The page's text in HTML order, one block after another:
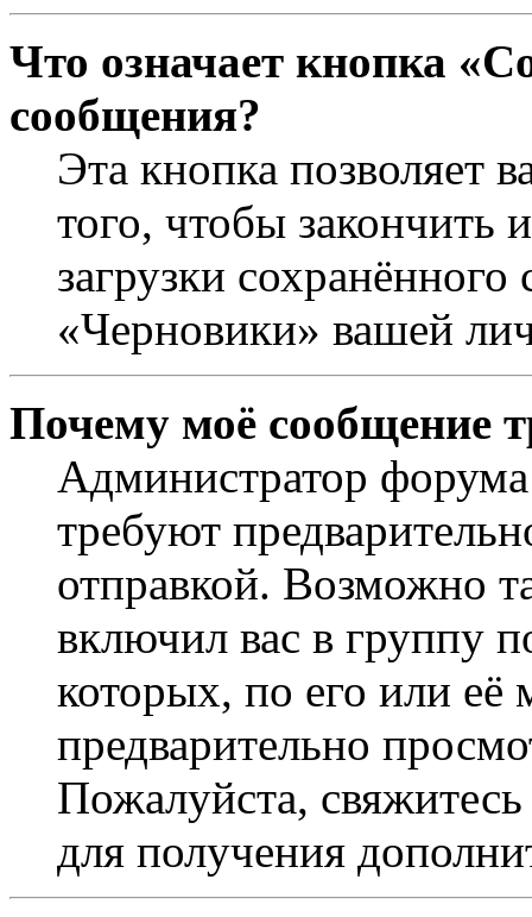
Что означает кнопка
сообщения?
Эта кнопка позволяет
того, чтобы закончить
загрузки
«Черновики» вашей
Почему моё сообщение
Администратор
требуют
отправкой. Возможно
включил вас в группу
которых, по его или
предварительно
Пожалуйста,
для получения